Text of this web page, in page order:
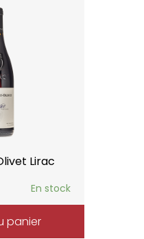
Lirac
En stock
panier